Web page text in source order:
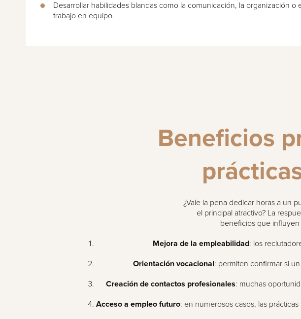
Desarrollar habilidades blandas como la comunicación, la organización o
trabajo en equipo.
Beneficios
¿Vale la pena dedicar horas a un
el principal atractivo? La
beneficios que
Mejora de la empleabilidad: los
Orientación vocacional: permiten confirmar si
Creación de contactos profesionales: muchas
Acceso a empleo futuro: en numerosos casos, las